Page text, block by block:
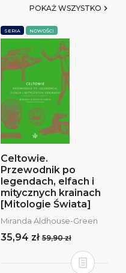
POKAŻ WSZYSTKO
SERIA NOWOŚCI
Celtowie.
Przewodnik po
legendach, elfach i
mitycznych krainach
[Mitologie Świata]
Miranda Aldhouse-Green
35,94 zł 59,90 zł